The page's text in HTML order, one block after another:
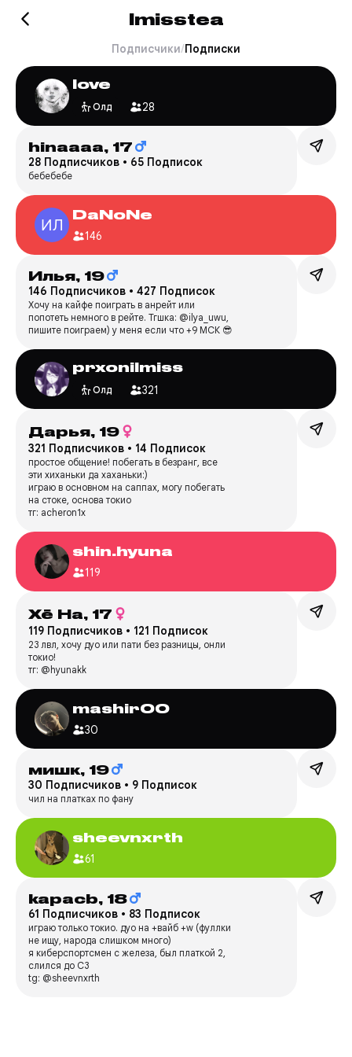
Imisstea
Подписчики/Подписки
love
Олд 28
hinaaaa, 17
28 Подписчиков • 65 Подписок
бебебебе
DaNoNe
146
Илья, 19
146 Подписчиков • 427 Подписок
Хочу на кайфе поиграть в анрейт или
попотеть немного в рейте. Тгшка: @ilya_uwu,
пишите поиграем) у меня если что +9 МСК 😎
prxoniImiss
Олд 321
Дарья, 19
321 Подписчиков • 14 Подписок
простое общение! побегать в безранг, все
эти хиханьки да хаханьки:)
играю в основном на саппах, могу побегать
на стоке, основа токио
тг: acheron1x
shin.hyuna
119
Хё На, 17
119 Подписчиков • 121 Подписок
23 лвл, хочу дуо или пати без разницы, онли
токио!
тг: @hyunakk
mashir00
30
мишк, 19
30 Подписчиков • 9 Подписок
чил на платках по фану
sheevnxrth
61
kapacb, 18
61 Подписчиков • 83 Подписок
играю только токио. дуо на +вайб +w (фуллки
не ищу, народа слишком много)
я киберспортсмен с железа, был платкой 2,
слился до С3
tg: @sheevnxrth